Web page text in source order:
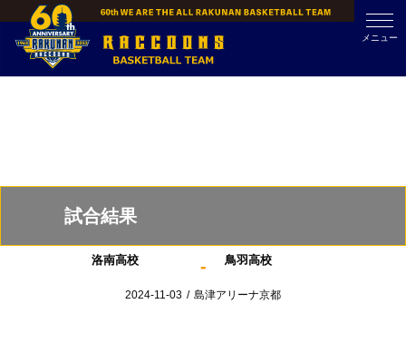
content
メニュー
試合結果
洛南高校 - 鳥羽高校
2024-11-03 / 島津アリーナ京都